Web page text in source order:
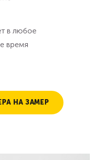
в любое
время
НА ЗАМЕР